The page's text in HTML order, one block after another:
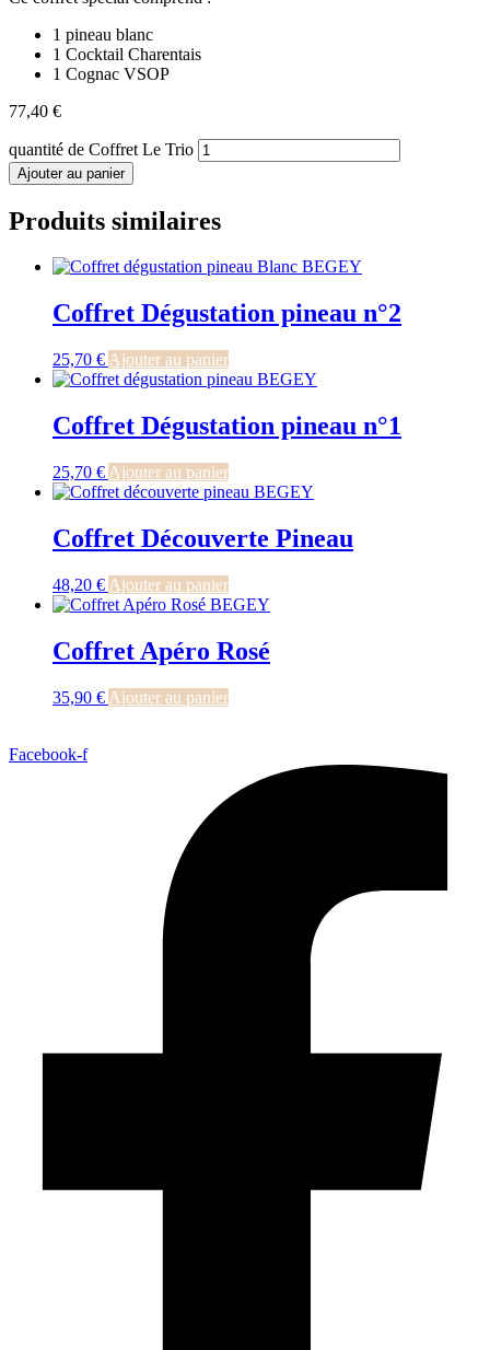
1 pineau blanc
1 Cocktail Charentais
1 Cognac VSOP
77,40 €
quantité de Coffret Le Trio
Ajouter au panier
Produits similaires
Coffret Dégustation pineau n°2
25,70 € Ajouter au panier
Coffret Dégustation pineau n°1
25,70 € Ajouter au panier
Coffret Découverte Pineau
48,20 € Ajouter au panier
Coffret Apéro Rosé
35,90 € Ajouter au panier
Facebook-f